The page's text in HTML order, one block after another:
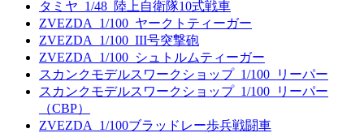
タミヤ_1/48_陸上自衛隊10式戦車
ZVEZDA_1/100_ヤークトティーガー
ZVEZDA_1/100_III号突撃砲
ZVEZDA_1/100_シュトルムティーガー
スカンクモデルスワークショップ_1/100_リーパー
スカンクモデルスワークショップ_1/100_リーパー
（CBP）
ZVEZDA_1/100ブラッドレー歩兵戦闘車